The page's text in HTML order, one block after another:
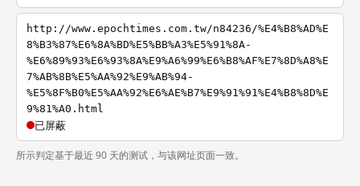
http://www.epochtimes.com.tw/n84236/%E4%B8%AD%E
8%B3%87%E6%8A%BD%E5%BB%A3%E5%91%8A-
%E6%89%93%E6%93%8A%E9%A6%99%E6%B8%AF%E7%8D%A8%E
7%AB%8B%E5%AA%92%E9%AB%94-
%E5%8F%B0%E5%AA%92%E6%AE%B7%E9%91%91%E4%B8%8D%E
9%81%A0.html
已屏蔽
所示判定基于最近 90 天的测试，与该网址页面一致。